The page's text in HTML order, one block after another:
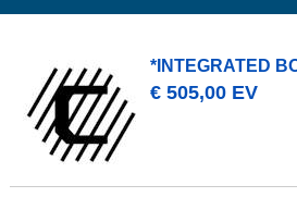
*INTEGRATED
€ 505,00 EV